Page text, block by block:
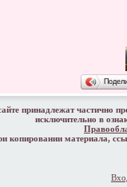
принадлежат частично
исключительно в
копировании материала,